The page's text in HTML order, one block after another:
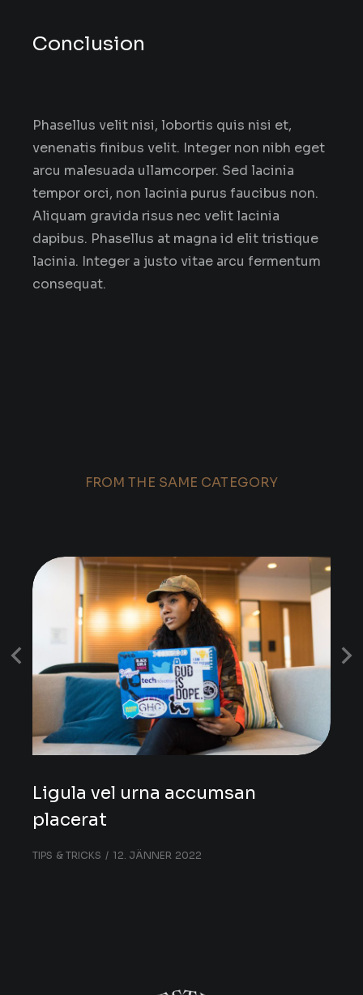
Conclusion
Phasellus velit nisi, lobortis quis nisi et,
venenatis finibus velit. Integer non nibh eget
arcu malesuada ullamcorper. Sed lacinia
tempor orci, non lacinia purus faucibus non.
Aliquam gravida risus nec velit lacinia
dapibus. Phasellus at magna id elit tristique
lacinia. Integer a justo vitae arcu fermentum
consequat.
FROM THE SAME CATEGORY
Ligula vel urna accumsan
placerat
TIPS & TRICKS 12. JÄNNER 2022